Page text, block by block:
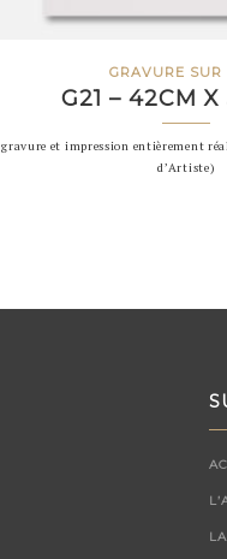
GRAVURE SUR
G21 – 42CM X
gravure et impression entièrement
d’Artiste)